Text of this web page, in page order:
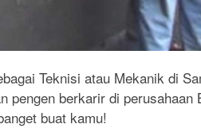
Teknisi atau Mekanik di
pengen berkarir di perusahaan
buat kamu!